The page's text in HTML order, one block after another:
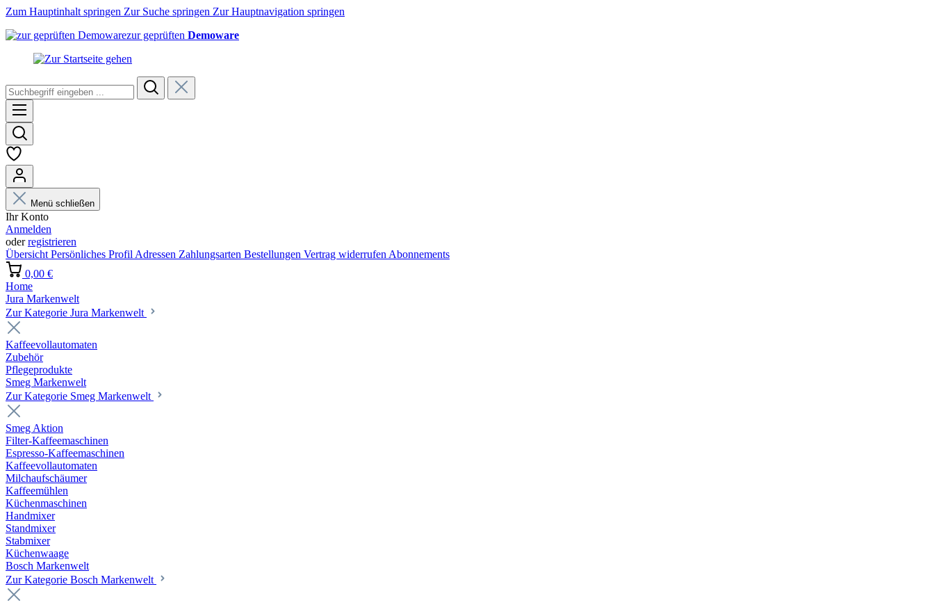
Zum Hauptinhalt springen Zur Suche springen Zur Hauptnavigation springen
zur geprüften Demoware
Menü schließen
Ihr Konto
Anmelden
oderregistrieren
Übersicht Persönliches Profil Adressen Zahlungsarten Bestellungen Vertrag widerrufen Abonnements
0,00 €
Home
Jura Markenwelt
Zur Kategorie Jura Markenwelt
Kaffeevollautomaten
Zubehör
Pflegeprodukte
Smeg Markenwelt
Zur Kategorie Smeg Markenwelt
Smeg Aktion
Filter-Kaffeemaschinen
Espresso-Kaffeemaschinen
Kaffeevollautomaten
Milchaufschäumer
Kaffeemühlen
Küchenmaschinen
Handmixer
Standmixer
Stabmixer
Küchenwaage
Bosch Markenwelt
Zur Kategorie Bosch Markenwelt